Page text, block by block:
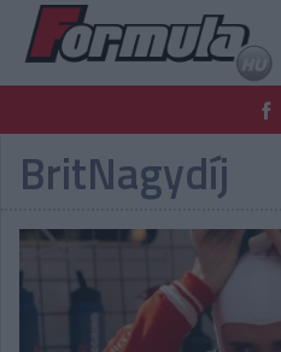
F1
FORMULA
PODCAST
LIVE
DIGITÁLIS MAGAZIN
BritNagydíj